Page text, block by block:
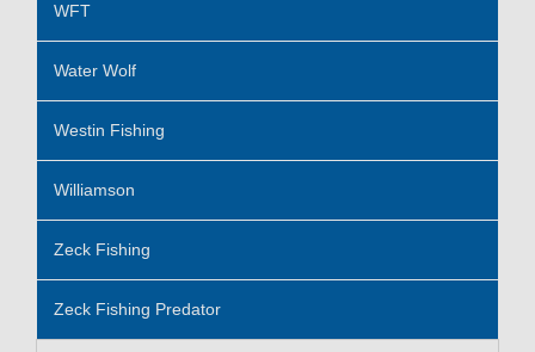
WFT
Water Wolf
Westin Fishing
Williamson
Zeck Fishing
Zeck Fishing Predator